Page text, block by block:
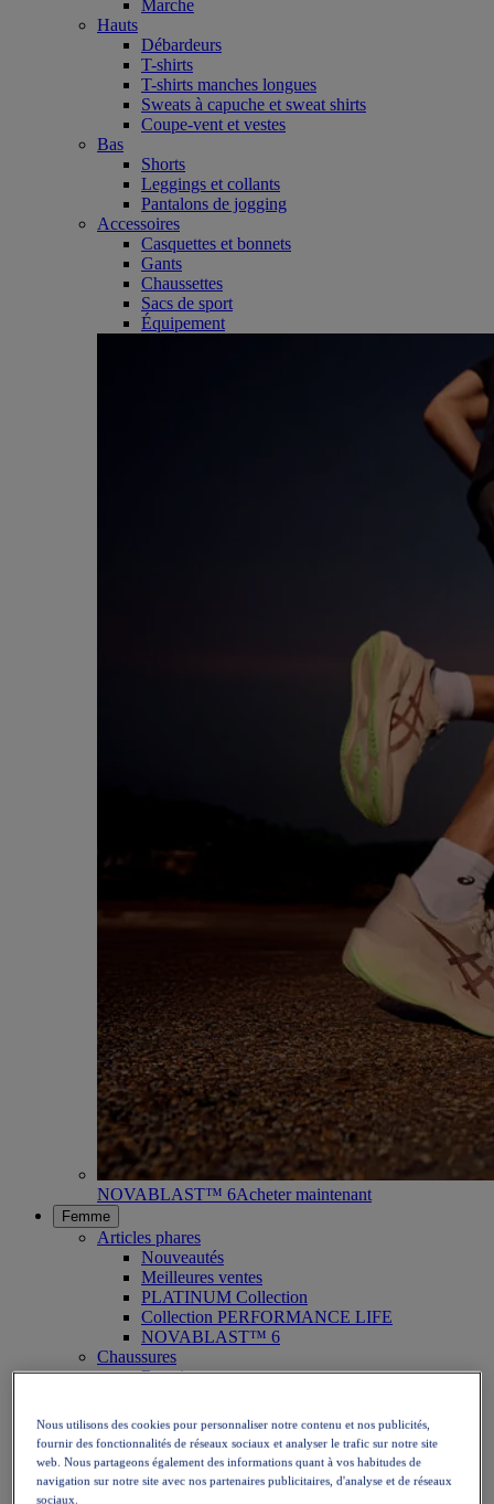
Marche
Hauts
Débardeurs
T-shirts
T-shirts manches longues
Sweats à capuche et sweat shirts
Coupe-vent et vestes
Bas
Shorts
Leggings et collants
Pantalons de jogging
Accessoires
Casquettes et bonnets
Gants
Chaussettes
Sacs de sport
Équipement
NOVABLAST™ 6Acheter maintenant
Femme
Articles phares
Nouveautés
Meilleures ventes
PLATINUM Collection
Collection PERFORMANCE LIFE
NOVABLAST™ 6
Chaussures
Running
Tennis
Volley
Handball
Padel
Nous utilisons des cookies pour personnaliser notre contenu et nos publicités,
fournir des fonctionnalités de réseaux sociaux et analyser le trafic sur notre site
web. Nous partageons également des informations quant à vos habitudes de
navigation sur notre site avec nos partenaires publicitaires, d'analyse et de réseaux
sociaux.